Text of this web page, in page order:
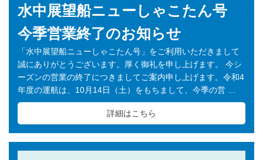
水中展望船ニューしゃこたん号
今季営業終了のお知らせ
「水中展望船ニューしゃこたん号」をご利用いただきまして
誠にありがとうございます。厚く御礼を申し上げます。 今シ
ーズンの営業の終了につきましてご案内申し上げます。令和4
年度の運航は、10月14日（土）をもちまして、今季の営 …
詳細はこちら